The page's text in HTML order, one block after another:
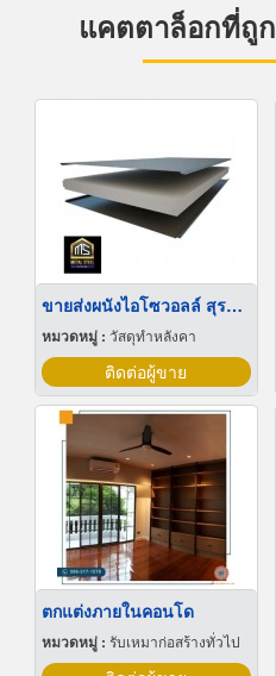
แคตตาล็อกที่ถู
ขายส่งผนังไอโซวอลล์ สุราษฎร์ธานี
หมวดหมู่ : วัสดุทำหลังคา
ติดต่อผู้ขาย
ตกแต่งภายในคอนโด
หมวดหมู่ : รับเหมาก่อสร้างทั่วไป